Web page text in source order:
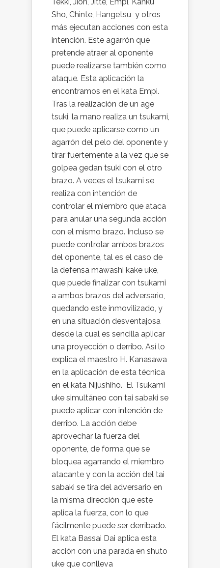
Tekki, Jion, Jitte, Empi, Kanku
Sho, Chinte, Hangetsu y otros
más ejecutan acciones con esta
intención. Este agarrón que
pretende atraer al oponente
puede realizarse también como
ataque. Esta aplicación la
encontramos en el kata Empi.
Tras la realización de un age
tsuki, la mano realiza un tsukami,
que puede aplicarse como un
agarrón del pelo del oponente y
tirar fuertemente a la vez que se
golpea gedan tsuki con el otro
brazo. A veces el tsukami se
realiza con intención de
controlar el miembro que ataca
para anular una segunda acción
con el mismo brazo. Incluso se
puede controlar ambos brazos
del oponente, tal es el caso de
la defensa mawashi kake uke,
que puede finalizar con tsukami
a ambos brazos del adversario,
quedando este inmovilizado, y
en una situación desventajosa
desde la cual es sencilla aplicar
una proyección o derribo. Así lo
explica el maestro H. Kanasawa
en la aplicación de esta técnica
en el kata Nijushiho. El Tsukami
uke simultáneo con tai sabaki se
puede aplicar con intención de
derribo. La acción debe
aprovechar la fuerza del
oponente, de forma que se
bloquea agarrando el miembro
atacante y con la acción del tai
sabaki se tira del adversario en
la misma dirección que este
aplica la fuerza, con lo que
fácilmente puede ser derribado.
El kata Bassai Dai aplica esta
acción con una parada en shuto
uke que conlleva